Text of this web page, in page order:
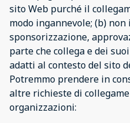
sito Web purché il
modo ingannevole; (b)
sponsorizzazione,
parte che collega e dei
adatti al contesto del sito
Potremmo prendere in
altre richieste di
organizzazioni: